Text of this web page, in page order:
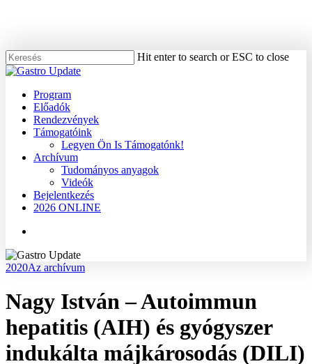
content
Hit enter to search or ESC to close
Close
Menu
Program
Előadók
Rendezvények
Támogatóink
Legyen Ön Is Támogatónk!
Archívum
Tudományos anyagok
Videók
Bejelentkezés
2026 ONLINE
2020Az archívum
Nagy István – Autoimmun
hepatitis (AIH) és gyógyszer
indukálta májkárosodás (DILI)